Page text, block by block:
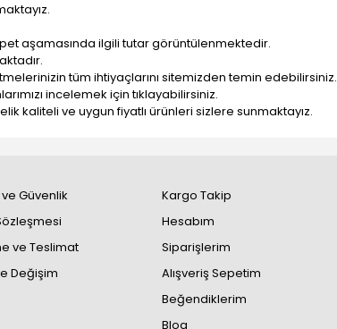
aşamasında ilgili tutar görüntülenmektedir.
tüm ihtiyaçlarını sitemizden temin edebilirsiniz.
incelemek için tıklayabilirsiniz.
kaliteli ve uygun fiyatlı ürünleri sizlere sunmaktayız.
Güvenlik
ve Teslimat
Değişim
Kargo Takip
Hesabım
Siparişlerim
Alışveriş Sepetim
Beğendiklerim
Blog